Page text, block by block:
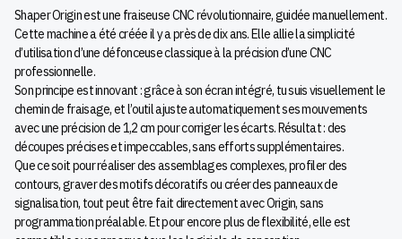
Shaper Origin est une fraiseuse CNC révolutionnaire, guidée manuellement.
Cette machine a été créée il y a près de dix ans. Elle allie la simplicité
d’utilisation d’une défonceuse classique à la précision d’une CNC
professionnelle.
Son principe est innovant : grâce à son écran intégré, tu suis visuellement le
chemin de fraisage, et l’outil ajuste automatiquement ses mouvements
avec une précision de 1,2 cm pour corriger les écarts. Résultat : des
découpes précises et impeccables, sans efforts supplémentaires.
Que ce soit pour réaliser des assemblages complexes, profiler des
contours, graver des motifs décoratifs ou créer des panneaux de
signalisation, tout peut être fait directement avec Origin, sans
programmation préalable. Et pour encore plus de flexibilité, elle est